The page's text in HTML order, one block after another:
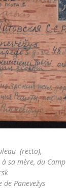
(recto),
à sa mère, du Camp
Panevežys